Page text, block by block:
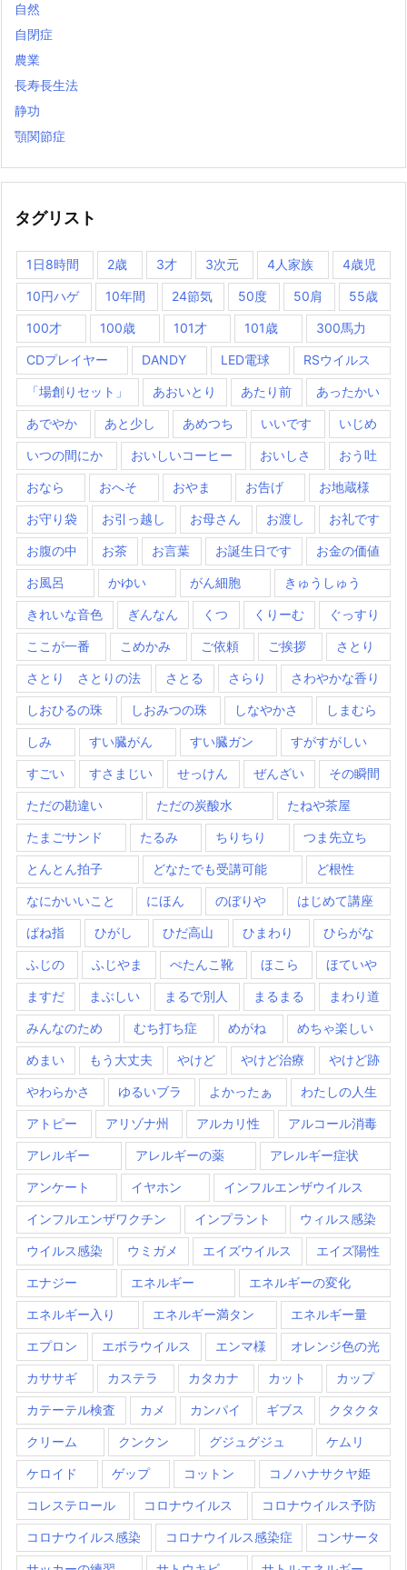
自然
自閉症
農業
長寿長生法
静功
顎関節症
タグリスト
1日8時間 2歳 3才 3次元 4人家族 4歳児
10円ハゲ 10年間 24節気 50度 50肩 55歳
100才 100歳 101才 101歳 300馬力
CDプレイヤー DANDY LED電球 RSウイルス
「場創りセット」 あおいとり あたり前 あったかい
あでやか あと少し あめつち いいです いじめ
いつの間にか おいしいコーヒー おいしさ おう吐
おなら おへそ おやま お告げ お地蔵様
お守り袋 お引っ越し お母さん お渡し お礼です
お腹の中 お茶 お言葉 お誕生日です お金の価値
お風呂 かゆい がん細胞 きゅうしゅう
きれいな音色 ぎんなん くつ くりーむ ぐっすり
ここが一番 こめかみ ご依頼 ご挨拶 さとり
さとり さとりの法 さとる さらり さわやかな香り
しおひるの珠 しおみつの珠 しなやかさ しまむら
しみ すい臓がん すい臓ガン すがすがしい
すごい すさまじい せっけん ぜんざい その瞬間
ただの勘違い ただの炭酸水 たねや茶屋
たまごサンド たるみ ちりちり つま先立ち
とんとん拍子 どなたでも受講可能 ど根性
なにかいいこと にほん のぼりや はじめて講座
ばね指 ひがし ひだ高山 ひまわり ひらがな
ふじの ふじやま ぺたんこ靴 ほこら ほていや
ますだ まぶしい まるで別人 まるまる まわり道
みんなのため むち打ち症 めがね めちゃ楽しい
めまい もう大丈夫 やけど やけど治療 やけど跡
やわらかさ ゆるいブラ よかったぁ わたしの人生
アトピー アリゾナ州 アルカリ性 アルコール消毒
アレルギー アレルギーの薬 アレルギー症状
アンケート イヤホン インフルエンザウイルス
インフルエンザワクチン インプラント ウィルス感染
ウイルス感染 ウミガメ エイズウイルス エイズ陽性
エナジー エネルギー エネルギーの変化
エネルギー入り エネルギー満タン エネルギー量
エプロン エボラウイルス エンマ様 オレンジ色の光
カササギ カステラ カタカナ カット カップ
カテーテル検査 カメ カンパイ ギブス クタクタ
クリーム クンクン グジュグジュ ケムリ
ケロイド ゲップ コットン コノハナサクヤ姫
コレステロール コロナウイルス コロナウイルス予防
コロナウイルス感染 コロナウイルス感染症 コンサータ